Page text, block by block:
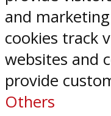
and
cookies track
websites and
provide
Others